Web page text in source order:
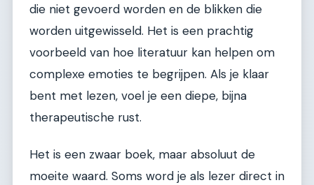
die niet gevoerd worden en de blikken die
worden uitgewisseld. Het is een prachtig
voorbeeld van hoe literatuur kan helpen om
complexe emoties te begrijpen. Als je klaar
bent met lezen, voel je een diepe, bijna
therapeutische rust.
Het is een zwaar boek, maar absoluut de
moeite waard. Soms word je als lezer direct in